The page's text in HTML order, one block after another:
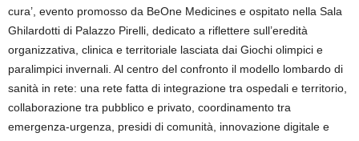
cura’, evento promosso da BeOne Medicines e ospitato nella Sala
Ghilardotti di Palazzo Pirelli, dedicato a riflettere sull’eredità
organizzativa, clinica e territoriale lasciata dai Giochi olimpici e
paralimpici invernali. Al centro del confronto il modello lombardo di
sanità in rete: una rete fatta di integrazione tra ospedali e territorio,
collaborazione tra pubblico e privato, coordinamento tra
emergenza-urgenza, presidi di comunità, innovazione digitale e